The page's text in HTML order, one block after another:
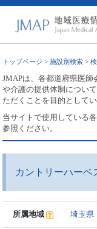
トップページ >施設別検索 >
JMAPは、各都道府県医
や介護の提供体制につい
ただくことを目的としてい
当サイトで使用している
参照ください。
カントリーハーベ
所属地域 埼玉県